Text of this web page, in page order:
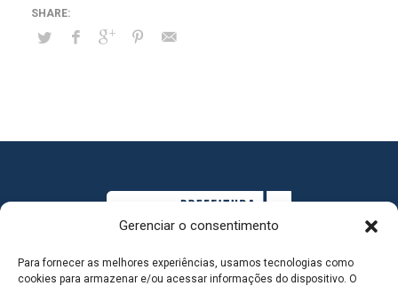
Gerenciar o consentimento
Para fornecer as melhores experiências, usamos tecnologias como
cookies para armazenar e/ou acessar informações do dispositivo. O